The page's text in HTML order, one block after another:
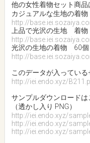
他の女性着物セット商品
カジュアルな生地の着
http://
上品で光沢の生地 着
http://
光沢の生地の着物 60
http://
このデータが入ってい
http://iei.endo.xyz/
サンプルダウンロードは
（透かし入り PNG）
http://iei.endo.xyz/
http://iei.endo.xyz/
http://iei.endo.xyz/